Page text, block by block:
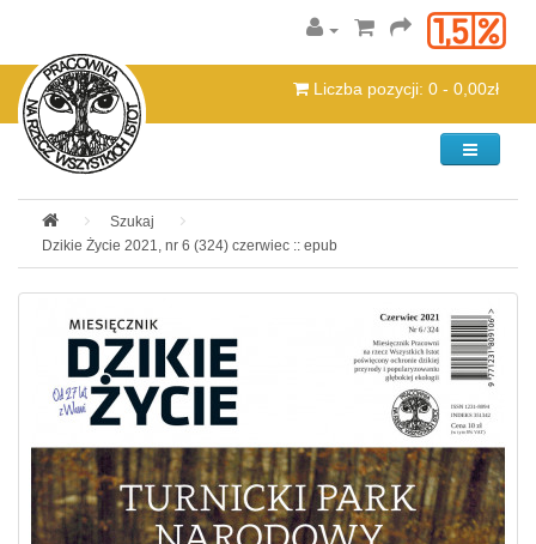
Liczba pozycji: 0 - 0,00zł
Kategorie
Szukaj
Dzikie Życie 2021, nr 6 (324) czerwiec :: epub